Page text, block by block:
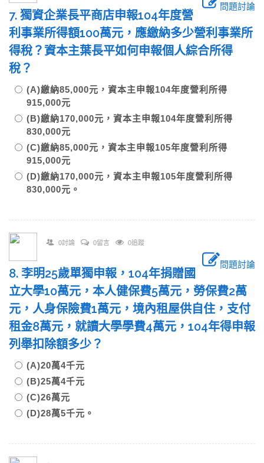
問題討論
7. 獨資企業長平商店申報104年度營
利事業所得額100萬元，應繳納多少營利事業所
得稅？資本主葉長平如何申報個人綜合所得
稅？
(A)繳納85,000元，資本主申報104年度營利所得
915,000元
(B)繳納170,000元，資本主申報104年度營利所得
830,000元
(C)繳納85,000元，資本主申報105年度營利所得
915,000元
(D)繳納170,000元，資本主申報105年度營利所得
830,000元。
0討論 0留言 0追蹤
問題討論
8. 李明25歲單獨申報，104年捐贈國
立大學10萬元，本人健保費5萬元，勞保費2萬
元，人身保險費1萬元，境內租屋供自住，支付
租金8萬元，就讀大學學費4萬元，104年得申報
列舉扣除額多少？
(A)20萬4千元
(B)25萬4千元
(C)26萬元
(D)28萬5千元。